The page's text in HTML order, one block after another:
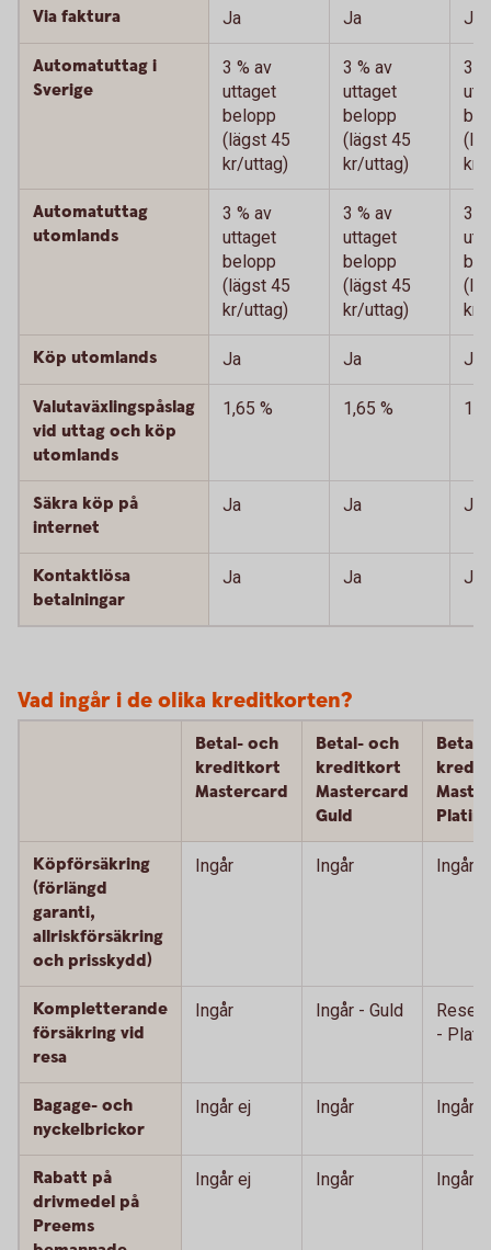
Via faktura Ja Ja Ja
Automatuttag i
Sverige
3 % av
uttaget
belopp
(lägst 45
kr/uttag)
3 % av
uttaget
belopp
(lägst 45
kr/uttag)
3
kr/
Automatuttag
utomlands
3 % av
uttaget
belopp
(lägst 45
kr/uttag)
3 % av
uttaget
belopp
(lägst 45
kr/uttag)
3
kr/
Köp utomlands Ja Ja Ja
Valutaväxlingspåslag
vid uttag och köp
utomlands
1,65 % 1,65 %
Säkra köp på
internet
Ja Ja Ja
Kontaktlösa
betalningar
Ja Ja Ja
Vad ingår i de olika kreditkorten?
Betal- och
kreditkort
Mastercard
Betal- och
kreditkort
Mastercard
Guld
Betal-
Köpförsäkring
(förlängd
garanti,
allriskförsäkring
och prisskydd)
Ingår Ingår Ingår
Kompletterande
försäkring vid
resa
Ingår Ingår - Guld
-
Bagage- och
nyckelbrickor
Ingår ej Ingår Ingår
Rabatt på
drivmedel på
Preems
Ingår ej Ingår Ingår